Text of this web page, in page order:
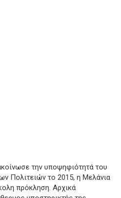
την υποψηφιότητά του
Πολιτειών το 2015, η Μελάνια
πρόκληση. Αρχικά